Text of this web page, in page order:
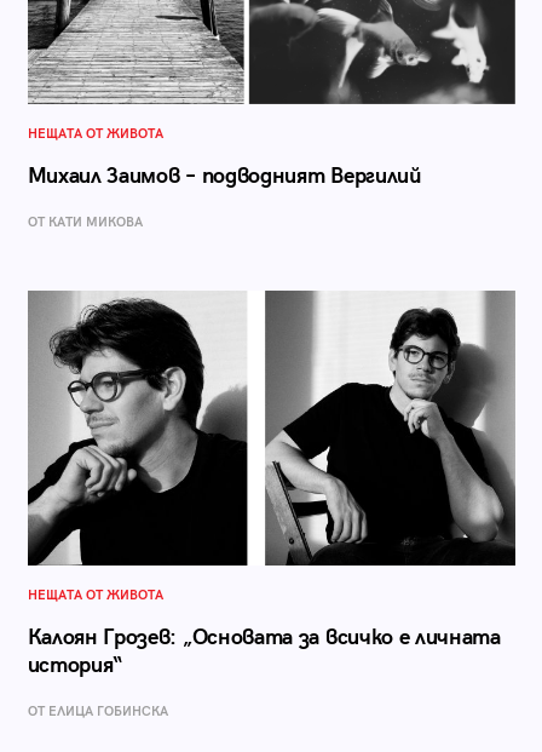
НЕЩАТА ОТ ЖИВОТА
Михаил Заимов – подводният Вергилий
ОТ КАТИ МИКОВА
НЕЩАТА ОТ ЖИВОТА
Калоян Грозев: „Основата за всичко е личната
история“
ОТ ЕЛИЦА ГОБИНСКА